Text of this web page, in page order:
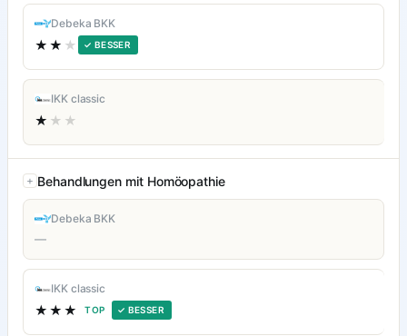
Debeka BKK
★★ ★ ✓ BESSER
IKK classic
★ ★★
Behandlungen mit Homöopathie
Debeka BKK
—
IKK classic
★★★ TOP ✓ BESSER